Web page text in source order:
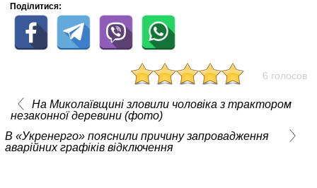
Поділитися:
6 голосов
На Миколаївщині зловили чоловіка з трактором
незаконної деревини (фото)
В «Укренерго» пояснили причину запровадження
аварійних графіків відключення